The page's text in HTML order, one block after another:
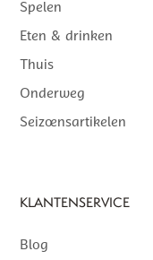
Spelen
Eten & drinken
Thuis
Onderweg
Seizoensartikelen
KLANTENSERVICE
Blog